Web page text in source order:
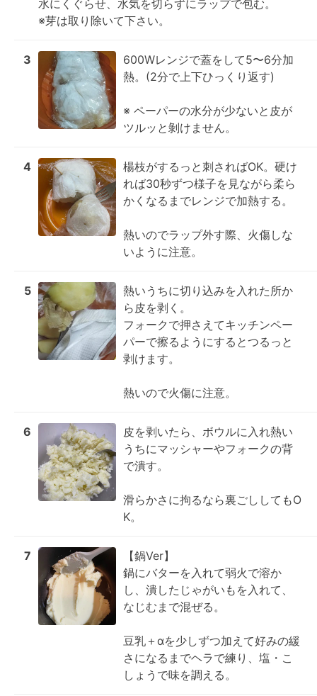
水にくぐらせ、水気を切らずにラップで包む。
※芽は取り除いて下さい。
3
600Wレンジで蓋をして5〜6分加
熱。(2分で上下ひっくり返す)
※ ペーパーの水分が少ないと皮が
ツルッと剝けません。
4
楊枝がするっと刺さればOK。硬け
れば30秒ずつ様子を見ながら柔ら
かくなるまでレンジで加熱する。
熱いのでラップ外す際、火傷しな
いように注意。
5
熱いうちに切り込みを入れた所か
ら皮を剥く。
フォークで押さえてキッチンペー
パーで擦るようにするとつるっと
剥けます。
熱いので火傷に注意。
6
皮を剥いたら、ボウルに入れ熱い
うちにマッシャーやフォークの背
で潰す。
滑らかさに拘るなら裏ごししてもO
K。
7
【鍋Ver】
鍋にバターを入れて弱火で溶か
し、潰したじゃがいもを入れて、
なじむまで混ぜる。
豆乳＋αを少しずつ加えて好みの緩
さになるまでヘラで練り、塩・こ
しょうで味を調える。